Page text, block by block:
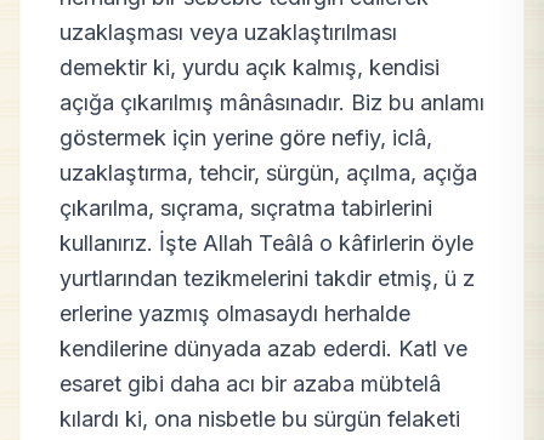
uzaklaşması veya uzaklaştırılması
demektir ki, yurdu açık kalmış, kendisi
açığa çıkarılmış mânâsınadır. Biz bu anlamı
göstermek için yerine göre nefiy, iclâ,
uzaklaştırma, tehcir, sürgün, açılma, açığa
çıkarılma, sıçrama, sıçratma tabirlerini
kullanırız. İşte Allah Teâlâ o kâfirlerin öyle
yurtlarından tezikmelerini takdir etmiş, ü z
erlerine yazmış olmasaydı herhalde
kendilerine dünyada azab ederdi. Katl ve
esaret gibi daha acı bir azaba mübtelâ
kılardı ki, ona nisbetle bu sürgün felaketi